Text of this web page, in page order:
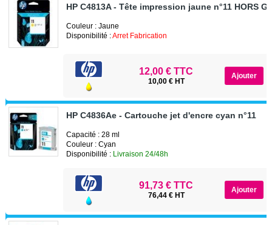
HP C4813A - Tête impression jaune n°11 HORS
Couleur : Jaune
Disponibilité :Arret Fabrication
12,00 € TTC
10,00 € HT
HP C4836Ae - Cartouche jet d'encre cyan n°11
Capacité : 28 ml
Couleur : Cyan
Disponibilité : Livraison 24/48h
91,73 € TTC
76,44 € HT